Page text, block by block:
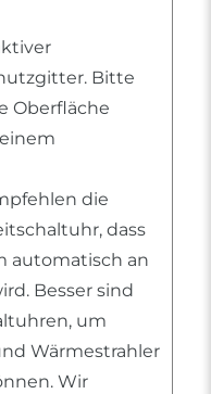
Bitte
Oberfläche
die
dass
automatisch an
Besser sind
um
Wärmestrahler
Wir